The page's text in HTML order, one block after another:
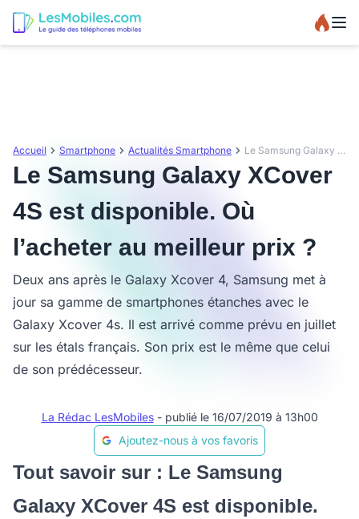
Accueil Smartphone Actualités Smartphone Le Samsung Galaxy XCover 4S est disponible. Où l’acheter au meilleur prix ?
Le Samsung Galaxy XCover
4S est disponible. Où
l’acheter au meilleur prix ?
Deux ans après le Galaxy Xcover 4, Samsung met à
jour sa gamme de smartphones étanches avec le
Galaxy Xcover 4s. Il est arrivé comme prévu en juillet
sur les étals français. Son prix est le même que celui
de son prédécesseur.
La Rédac LesMobiles - publié le 16/07/2019 à 13h00
Ajoutez-nous à vos favoris
Tout savoir sur : Le Samsung
Galaxy XCover 4S est disponible.